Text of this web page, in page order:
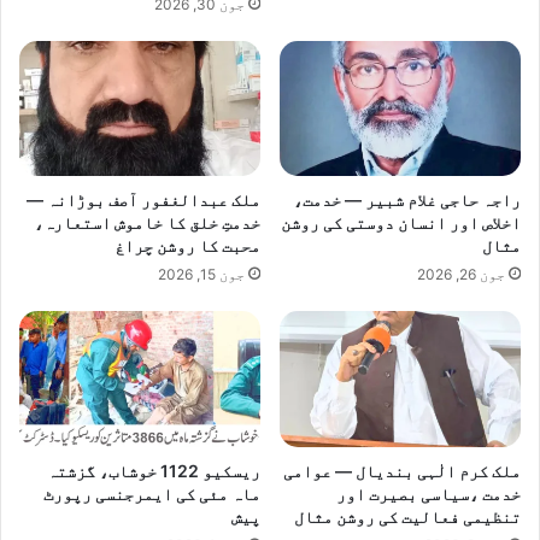
ن
ی
ر
ص
د
ا
ر
ن
ف
ر
م
ن
ٹ
ل
ش
ن
ک
ا
ہ
و
و
ا
ا
ج
ل
جون 30, 2026
راجہ حاجی غلام شبیر — خدمت،
اخلاص اور انسان دوستی کی روشن
مثال
جون 26, 2026
ملک عبدالغفور آصف بوڑانہ —
خدمتِ خلق کا خاموش استعارہ،
محبت کا روشن چراغ
جون 15, 2026
ملک کرم الٰہی بندیال — عوامی
خدمت ،سیاسی بصیرت اور
تنظیمی فعالیت کی روشن مثال
ریسکیو 1122 خوشاب، گزشتہ
ماہ مئی کی ایمرجنسی رپورٹ
پیش